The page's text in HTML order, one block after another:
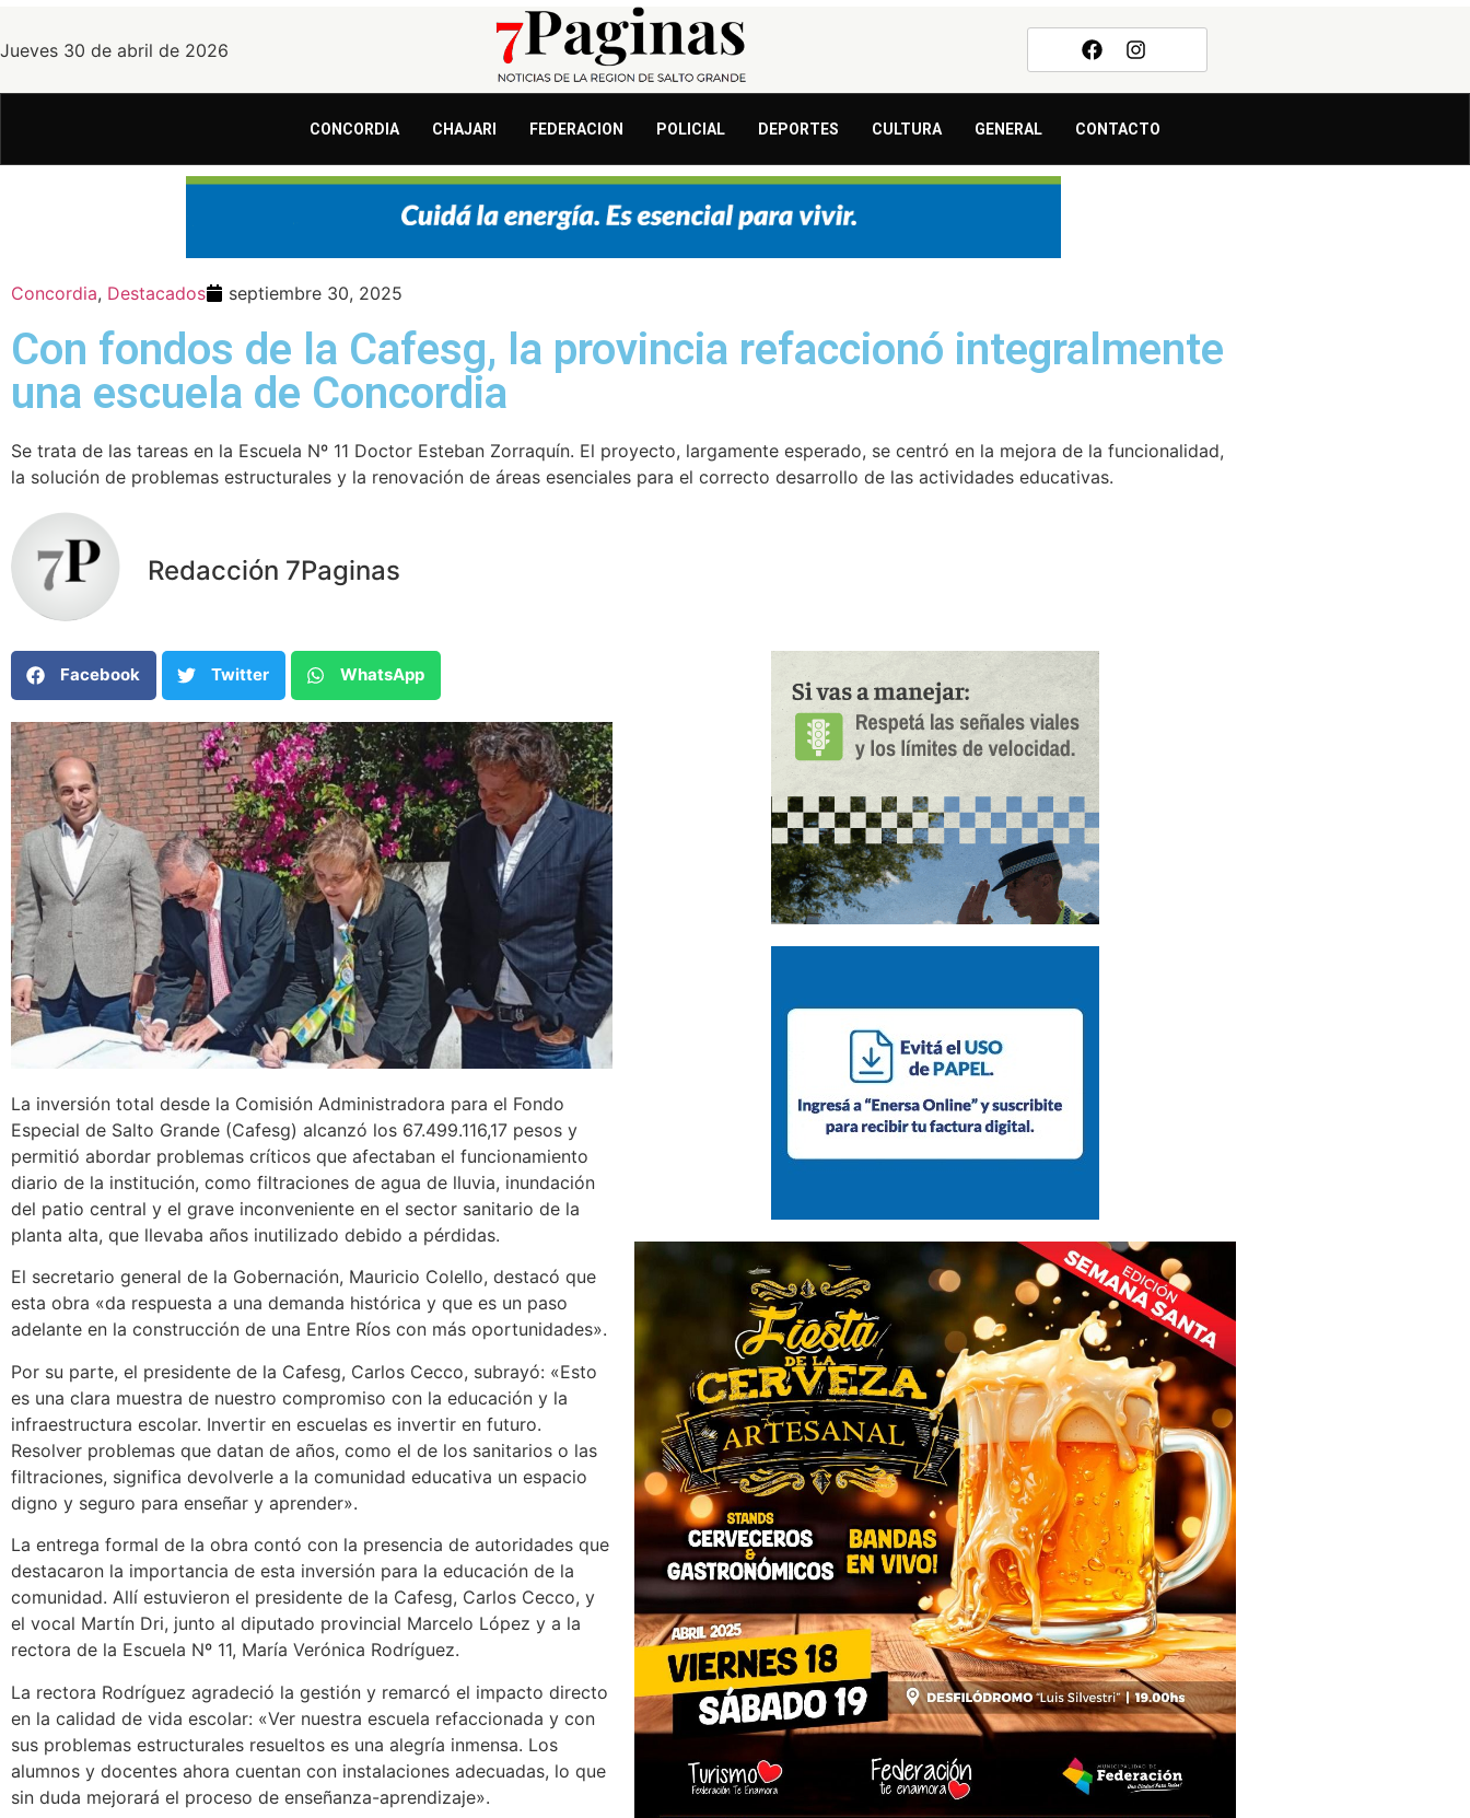
Jueves 30 de abril de 2026
CONCORDIA CHAJARI FEDERACION POLICIAL DEPORTES CULTURA GENERAL CONTACTO
Concordia, Destacados septiembre 30, 2025
Con fondos de la Cafesg, la provincia refaccionó integralmente
una escuela de Concordia
Se trata de las tareas en la Escuela Nº 11 Doctor Esteban Zorraquín. El proyecto, largamente esperado, se centró en la mejora de la funcionalidad,
la solución de problemas estructurales y la renovación de áreas esenciales para el correcto desarrollo de las actividades educativas.
Redacción 7Paginas
Facebook Twitter WhatsApp
La inversión total desde la Comisión Administradora para el Fondo
Especial de Salto Grande (Cafesg) alcanzó los 67.499.116,17 pesos y
permitió abordar problemas críticos que afectaban el funcionamiento
diario de la institución, como filtraciones de agua de lluvia, inundación
del patio central y el grave inconveniente en el sector sanitario de la
planta alta, que llevaba años inutilizado debido a pérdidas.
El secretario general de la Gobernación, Mauricio Colello, destacó que
esta obra «da respuesta a una demanda histórica y que es un paso
adelante en la construcción de una Entre Ríos con más oportunidades».
Por su parte, el presidente de la Cafesg, Carlos Cecco, subrayó: «Esto
es una clara muestra de nuestro compromiso con la educación y la
infraestructura escolar. Invertir en escuelas es invertir en futuro.
Resolver problemas que datan de años, como el de los sanitarios o las
filtraciones, significa devolverle a la comunidad educativa un espacio
digno y seguro para enseñar y aprender».
La entrega formal de la obra contó con la presencia de autoridades que
destacaron la importancia de esta inversión para la educación de la
comunidad. Allí estuvieron el presidente de la Cafesg, Carlos Cecco, y
el vocal Martín Dri, junto al diputado provincial Marcelo López y a la
rectora de la Escuela Nº 11, María Verónica Rodríguez.
La rectora Rodríguez agradeció la gestión y remarcó el impacto directo
en la calidad de vida escolar: «Ver nuestra escuela refaccionada y con
sus problemas estructurales resueltos es una alegría inmensa. Los
alumnos y docentes ahora cuentan con instalaciones adecuadas, lo que
sin duda mejorará el proceso de enseñanza-aprendizaje».